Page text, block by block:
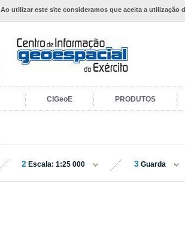
Ao utilizar este site consideramos que aceita a utilização
CIGeoE PRODUTOS
2 Escala: 1:25 000 3 Guarda